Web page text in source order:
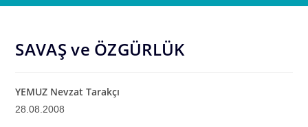
SAVAŞ ve ÖZGÜRLÜK
YEMUZ Nevzat Tarakçı
28.08.2008